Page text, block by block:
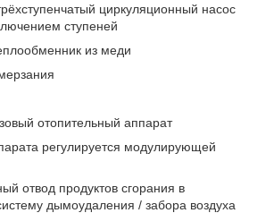
циркуляционный насос
ступеней
из меди
отопительный аппарат
регулируется модулирующей
отвод продуктов сгорания в
дымоудаления / забора воздуха